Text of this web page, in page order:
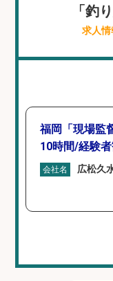
「釣
求人
福岡「現場監
10時間/経験
会社名 広松久